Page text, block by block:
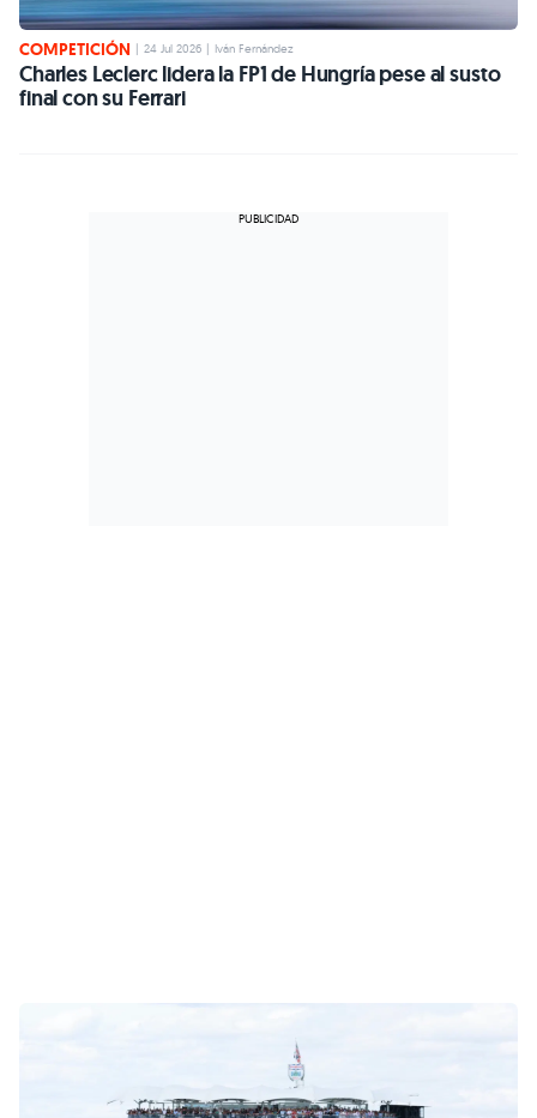
COMPETICIÓN 24 Jul 2026 Iván Fernández
Charles Leclerc lidera la FP1 de Hungría pese al susto
final con su Ferrari